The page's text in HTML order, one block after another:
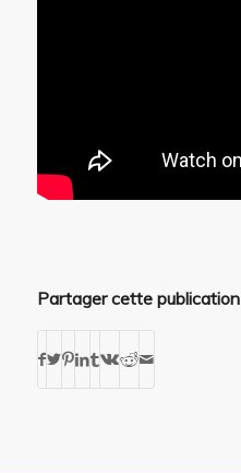
Partager cette publication